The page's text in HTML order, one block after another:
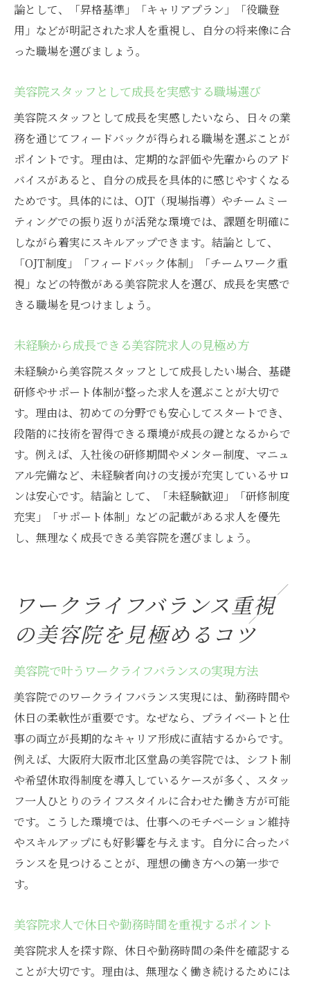
論として、「昇格基準」「キャリアプラン」「役職登
用」などが明記された求人を重視し、自分の将来像に合
った職場を選びましょう。
美容院スタッフとして成長を実感する職場選び
美容院スタッフとして成長を実感したいなら、日々の業
務を通じてフィードバックが得られる職場を選ぶことが
ポイントです。理由は、定期的な評価や先輩からのアド
バイスがあると、自分の成長を具体的に感じやすくなる
ためです。具体的には、OJT（現場指導）やチームミー
ティングでの振り返りが活発な環境では、課題を明確に
しながら着実にスキルアップできます。結論として、
「OJT制度」「フィードバック体制」「チームワーク重
視」などの特徴がある美容院求人を選び、成長を実感で
きる職場を見つけましょう。
未経験から成長できる美容院求人の見極め方
未経験から美容院スタッフとして成長したい場合、基礎
研修やサポート体制が整った求人を選ぶことが大切で
す。理由は、初めての分野でも安心してスタートでき、
段階的に技術を習得できる環境が成長の鍵となるからで
す。例えば、入社後の研修期間やメンター制度、マニュ
アル完備など、未経験者向けの支援が充実しているサロ
ンは安心です。結論として、「未経験歓迎」「研修制度
充実」「サポート体制」などの記載がある求人を優先
し、無理なく成長できる美容院を選びましょう。
ワークライフバランス重視
の美容院を見極めるコツ
美容院で叶うワークライフバランスの実現方法
美容院でのワークライフバランス実現には、勤務時間や
休日の柔軟性が重要です。なぜなら、プライベートと仕
事の両立が長期的なキャリア形成に直結するからです。
例えば、大阪府大阪市北区堂島の美容院では、シフト制
や希望休取得制度を導入しているケースが多く、スタッ
フ一人ひとりのライフスタイルに合わせた働き方が可能
です。こうした環境では、仕事へのモチベーション維持
やスキルアップにも好影響を与えます。自分に合ったバ
ランスを見つけることが、理想の働き方への第一歩で
す。
美容院求人で休日や勤務時間を重視するポイント
美容院求人を探す際、休日や勤務時間の条件を確認する
ことが大切です。理由は、無理なく働き続けるためには